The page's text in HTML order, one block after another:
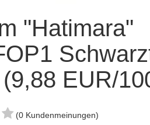
"Hatimara"
EUR/
(0 Kundenmeinungen)